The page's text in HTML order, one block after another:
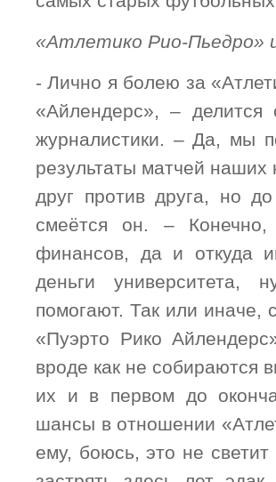
«Атлетико Рио-Пьедро»
- Лично я болею за
«Айлендерс», –
журналистики. – Да, мы
результаты матчей наших
друг против друга, но
смеётся он. –
финансов, да и откуда
деньги университета,
помогают. Так или иначе,
«Пуэрто Рико
вроде как не собираются
их и в первом до
шансы в отношении
ему, боюсь, это не